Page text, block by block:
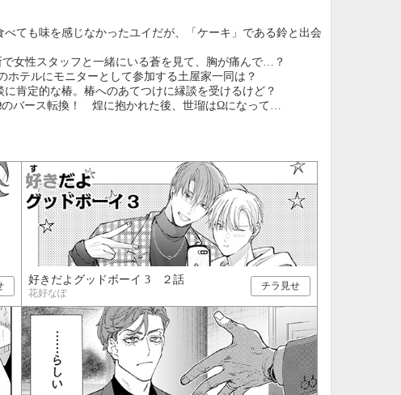
ても味を感じなかったユイだが、「ケーキ」である鈴と出会
女性スタッフと一緒にいる蒼を見て、胸が痛んで…？
テルにモニターとして参加する土屋家一同は？
肯定的な椿。椿へのあてつけに縁談を受けるけど？
バース転換！ 煌に抱かれた後、世瑠はΩになって…
好きだよグッドボーイ 3 ２話
花好なぽ
チラ見せ